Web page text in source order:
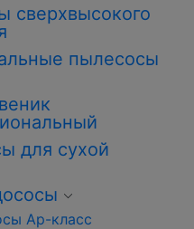
сверхвысокого
пылесосы
для сухой
Ар-класс